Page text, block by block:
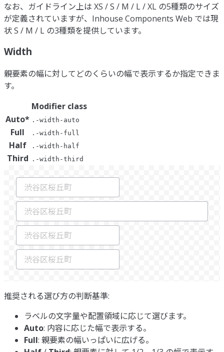
なお、ガイドライン上は XS / S / M / L / XL の5種類のサイズ
が定義されていますが、Inhouse Components Web では現
状 S / M / L の3種類を提供しています。
Width
親要素の幅に対してどのくらいの幅で表示するか指定できま
す。
Modifier class
Auto* .-width-auto
Full .-width-full
Half .-width-half
Third .-width-third
推奨される選び方の判断基準:
ラベルの文字量や配置領域に応じて選びます。
Auto: 内容に応じた幅で表示する。
Full: 親要素の幅いっぱいに広げる。